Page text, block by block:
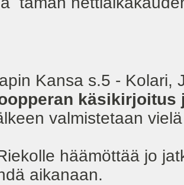
Kansa s.5 - Kolari,
käsikirjoitus
valmistetaan
häämöttää jo
aikanaan.